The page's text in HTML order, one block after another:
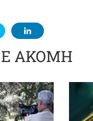
ΑΚΟΜΗ